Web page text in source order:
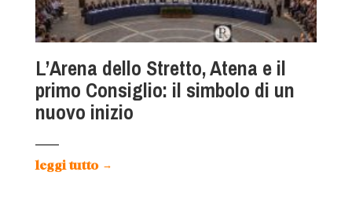
L’Arena dello Stretto, Atena e il
primo Consiglio: il simbolo di un
nuovo inizio
leggi tutto →